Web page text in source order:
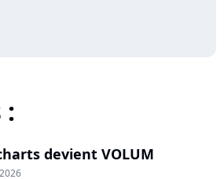
:
devient VOLUM